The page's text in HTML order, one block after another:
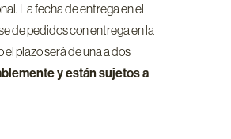
La fecha de entrega en el
de pedidos con entrega en la
plazo será de una a dos
y están sujetos a